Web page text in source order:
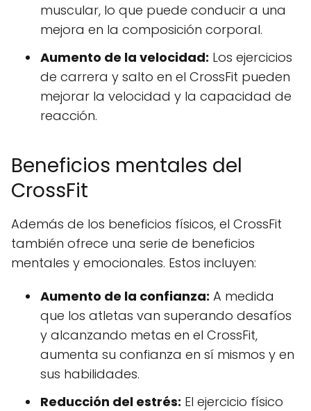
muscular, lo que puede conducir a una
mejora en la composición corporal.
Aumento de la velocidad: Los ejercicios
de carrera y salto en el CrossFit pueden
mejorar la velocidad y la capacidad de
reacción.
Beneficios mentales del
CrossFit
Además de los beneficios físicos, el CrossFit
también ofrece una serie de beneficios
mentales y emocionales. Estos incluyen:
Aumento de la confianza: A medida
que los atletas van superando desafíos
y alcanzando metas en el CrossFit,
aumenta su confianza en sí mismos y en
sus habilidades.
Reducción del estrés: El ejercicio físico